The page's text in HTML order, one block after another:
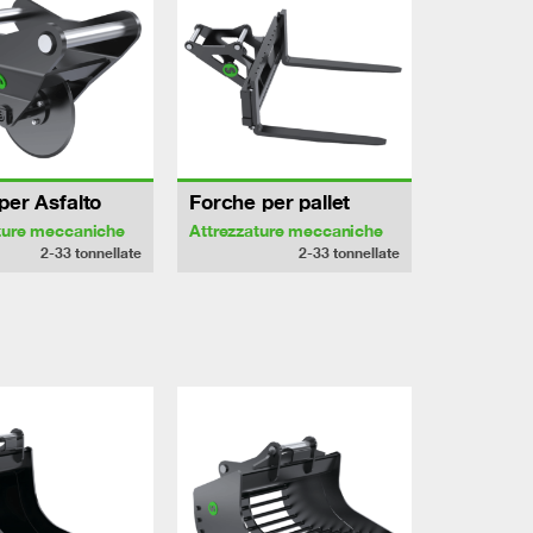
Asfalto
meccaniche
2-33tonnellate
Forche per pallet
Attrezzature meccaniche
2-33 tonnellate